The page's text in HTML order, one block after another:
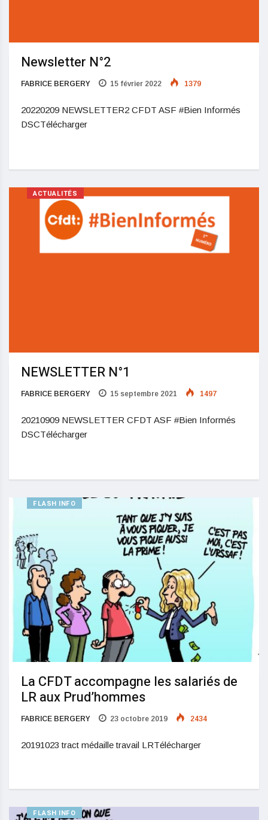
Newsletter N°2
FABRICE BERGERY 15 février 2022 1379
20220209 NEWSLETTER2 CFDT ASF #Bien Informés
DSCTélécharger
ACTUALITÉS
NEWSLETTER N°1
FABRICE BERGERY 15 septembre 2021 1497
20210909 NEWSLETTER CFDT ASF #Bien Informés
DSCTélécharger
FLASH INFO
La CFDT accompagne les salariés de
LR aux Prud’hommes
FABRICE BERGERY 23 octobre 2019 2434
20191023 tract médaille travail LRTélécharger
FLASH INFO